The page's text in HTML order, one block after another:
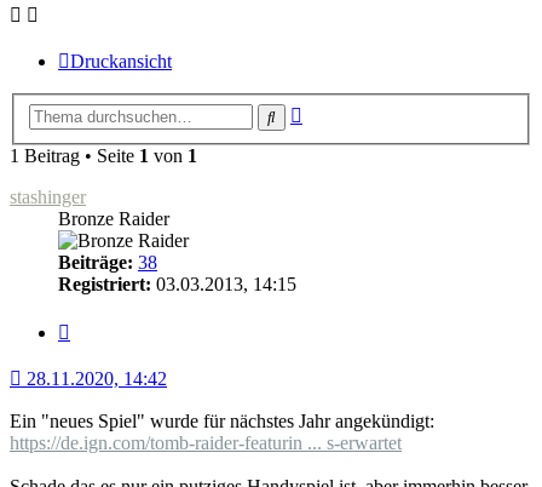
Druckansicht
Suche
1 Beitrag • Seite 1 von 1
stashinger
Bronze Raider
Beiträge: 38
Registriert: 03.03.2013, 14:15
28.11.2020, 14:42
Ein "neues Spiel" wurde für nächstes Jahr angekündigt:
https://de.ign.com/tomb-raider-featurin ... s-erwartet